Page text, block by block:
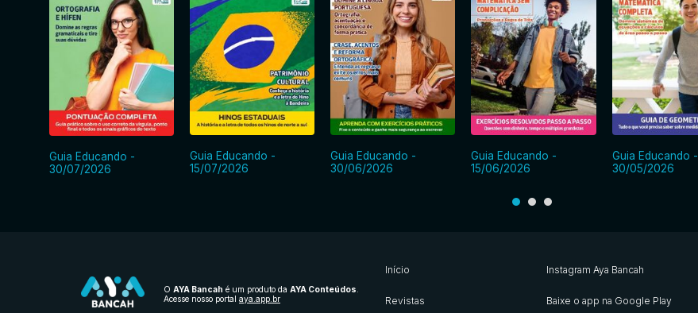
Guia Educando -
30/07/2026
Guia Educando -
15/07/2026
Guia Educando -
30/06/2026
Guia Educando -
15/06/2026
Guia Educando -
30/05/2026
O AYA Bancah é um produto da AYA Conteúdos
Acesse nosso portal aya.app.br
Início
Revistas
Instagram Aya Bancah
Baixe o app na Google Play